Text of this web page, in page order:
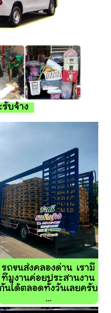
รับจ้าง
รถขนส่งคลองด่าน เรามี
ทีมงานค่อยประสานงาน
นได้ตลอดทั้งวันเลยครับ
...